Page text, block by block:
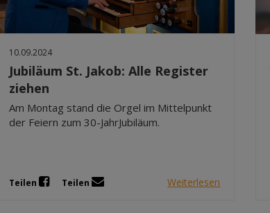
10.09.2024
Jubiläum St. Jakob: Alle Register
ziehen
Am Montag stand die Orgel im Mittelpunkt
der Feiern zum 30-JahrJubiläum.
Teilen Teilen Weiterlesen